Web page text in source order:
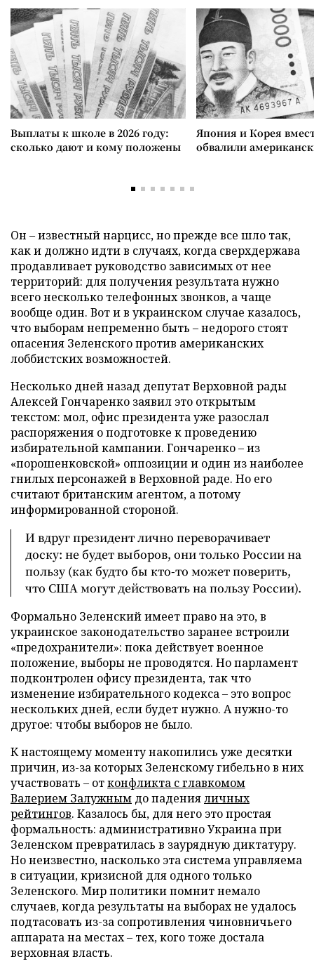
Выплаты к школе в 2026 году:
сколько дают и кому положены
Япония и Корея
обвалили
Он – известный нарцисс, но прежде все шло так,
как и должно идти в случаях, когда сверхдержава
продавливает руководство зависимых от нее
территорий: для получения результата нужно
всего несколько телефонных звонков, а чаще
вообще один. Вот и в украинском случае казалось,
что выборам непременно быть – недорого стоят
опасения Зеленского против американских
лоббистских возможностей.
Несколько дней назад депутат Верховной рады
Алексей Гончаренко заявил это открытым
текстом: мол, офис президента уже разослал
распоряжения о подготовке к проведению
избирательной кампании. Гончаренко – из
«порошенковской» оппозиции и один из наиболее
гнилых персонажей в Верховной раде. Но его
считают британским агентом, а потому
информированной стороной.
И вдруг президент лично переворачивает
доску: не будет выборов, они только России на
пользу (как будто бы кто-то может поверить,
что США могут действовать на пользу России).
Формально Зеленский имеет право на это, в
украинское законодательство заранее встроили
«предохранители»: пока действует военное
положение, выборы не проводятся. Но парламент
подконтролен офису президента, так что
изменение избирательного кодекса – это вопрос
нескольких дней, если будет нужно. А нужно-то
другое: чтобы выборов не было.
К настоящему моменту накопились уже десятки
причин, из-за которых Зеленскому гибельно в них
участвовать – отконфликта с главкомом
Валерием Залужным до паденияличных
рейтингов. Казалось бы, для него это простая
формальность: административно Украина при
Зеленском превратилась в заурядную диктатуру.
Но неизвестно, насколько эта система управляема
в ситуации, кризисной для одного только
Зеленского. Мир политики помнит немало
случаев, когда результаты на выборах не удалось
подтасовать из-за сопротивления чиновничьего
аппарата на местах – тех, кого тоже достала
верховная власть.